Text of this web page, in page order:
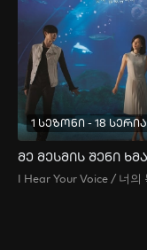
1 სეზონი - 18 სერია
მე მესმის შენი ხმა